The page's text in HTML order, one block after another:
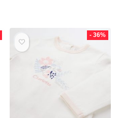
- 36%